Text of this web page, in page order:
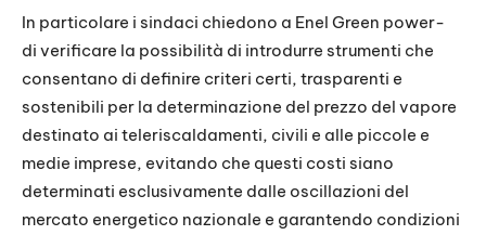
In particolare i sindaci chiedono a Enel Green power-
di verificare la possibilità di introdurre strumenti che
consentano di definire criteri certi, trasparenti e
sostenibili per la determinazione del prezzo del vapore
destinato ai teleriscaldamenti, civili e alle piccole e
medie imprese, evitando che questi costi siano
determinati esclusivamente dalle oscillazioni del
mercato energetico nazionale e garantendo condizioni